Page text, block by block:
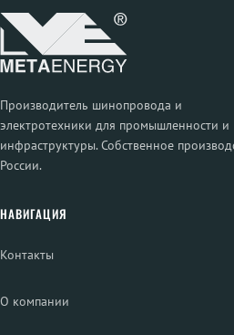
Производитель шинопровода и
электротехники для промышленности и
инфраструктуры. Собственное
России.
НАВИГАЦИЯ
Контакты
О компании